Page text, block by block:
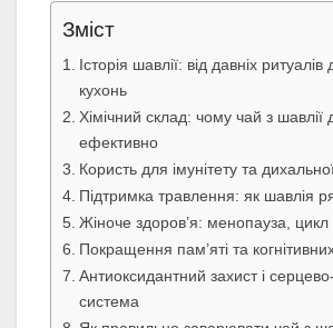
Зміст
Історія шавлії: від давніх
кухонь
Хімічний склад: чому чай з шавлії
ефективно
Користь для імунітету та
Підтримка травлення: як шавлія
Жіноче здоров’я: менопауза, цикл
Покращення пам’яті та
Антиоксидантний захист і
система